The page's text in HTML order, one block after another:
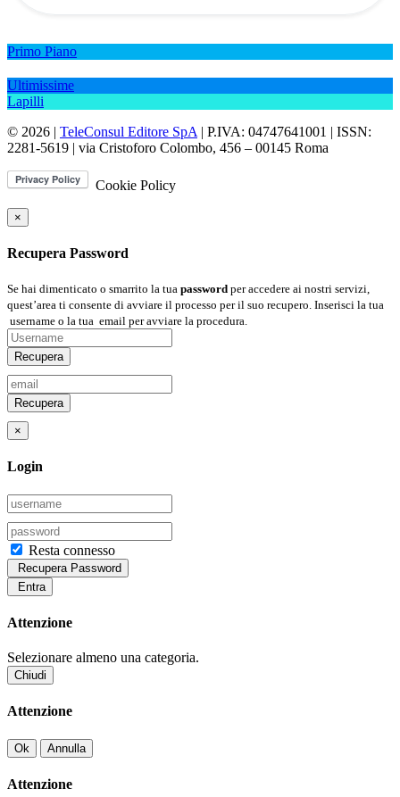
Primo Piano
Ultimissime
Lapilli
© 2026 | TeleConsul Editore SpA | P.IVA: 04747641001 | ISSN:
2281-5619 | via Cristoforo Colombo, 456 – 00145 Roma
Cookie Policy
×
Recupera Password
Se hai dimenticato o smarrito la tua password per accedere ai nostri servizi,
quest’area ti consente di avviare il processo per il suo recupero. Inserisci la tua
username o la tua email per avviare la procedura.
Recupera
Recupera
×
Login
Resta connesso
Recupera Password
Entra
Attenzione
Selezionare almeno una categoria.
Chiudi
Attenzione
Ok Annulla
Attenzione